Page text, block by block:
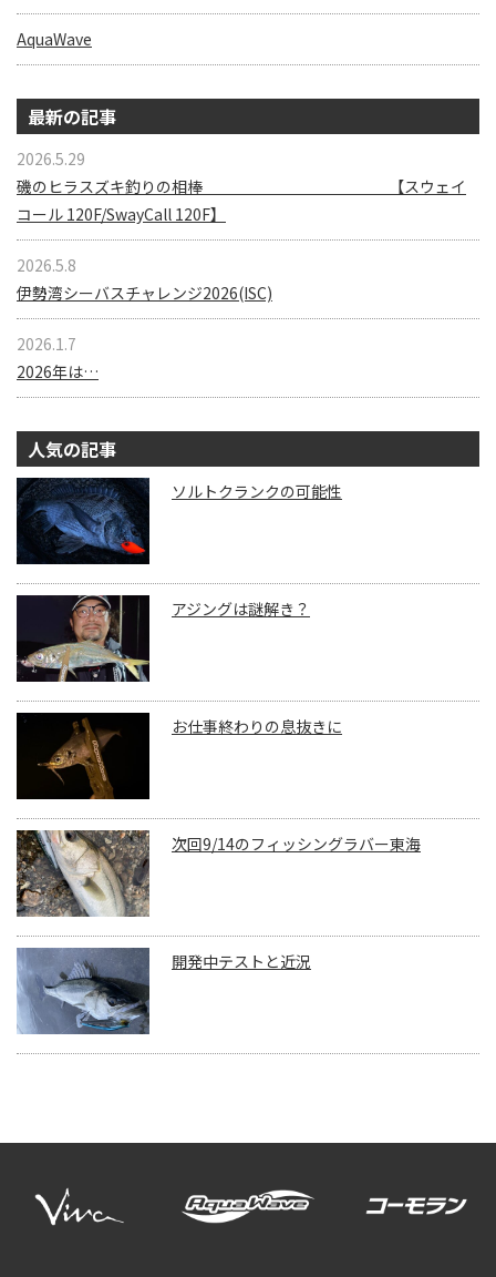
AquaWave
最新の記事
2026.5.29
磯のヒラスズキ釣りの相棒 【スウェイ
コール 120F/SwayCall 120F】
2026.5.8
伊勢湾シーバスチャレンジ2026(ISC)
2026.1.7
2026年は…
人気の記事
ソルトクランクの可能性
アジングは謎解き？
お仕事終わりの息抜きに
次回9/14のフィッシングラバー東海
開発中テストと近況